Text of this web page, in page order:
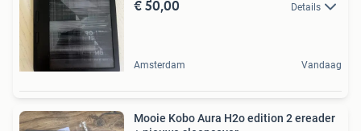
€ 50,00 Details
Amsterdam Vandaag
Mooie Kobo Aura H2o edition 2 ereader